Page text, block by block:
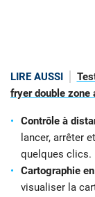
LIRE AUSSI
fryer double zone
Contrôle à
lancer, arrêter
quelques clics.
Cartographie
visualiser la